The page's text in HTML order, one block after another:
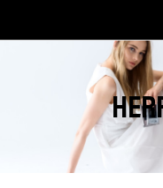
CONTENIDO